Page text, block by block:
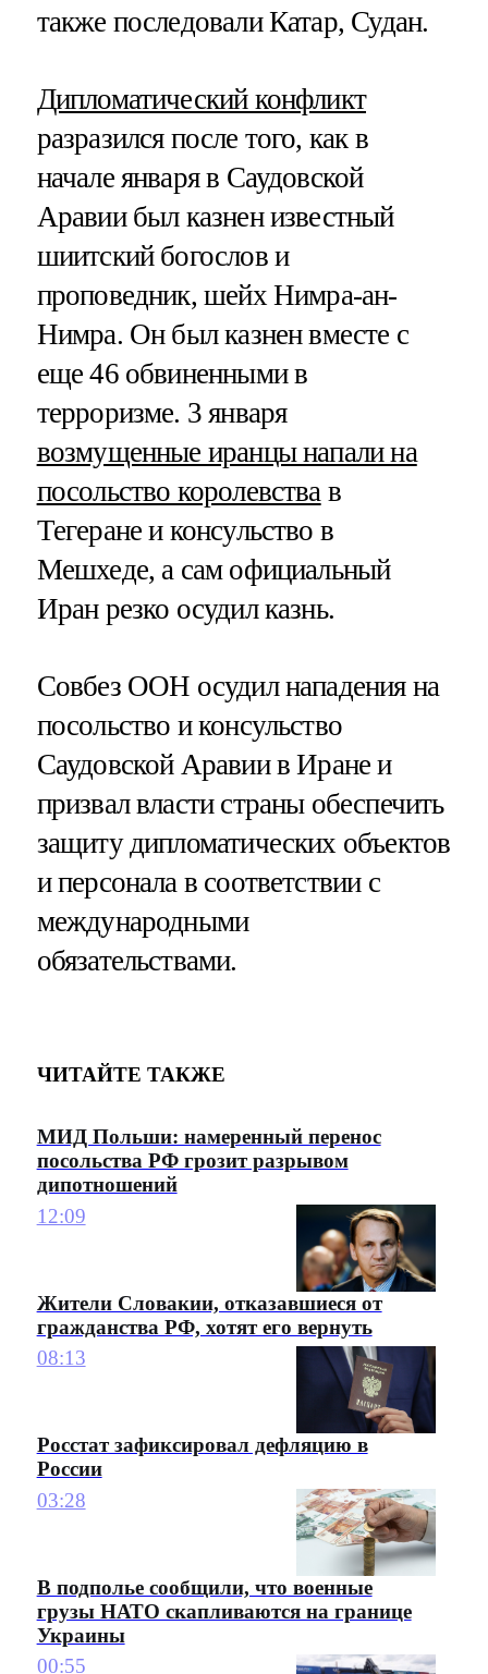
также последовали Катар, Судан.
Дипломатический конфликт
разразился после того, как в
начале января в Саудовской
Аравии был казнен известный
шиитский богослов и
проповедник, шейх Нимра-ан-
Нимра. Он был казнен вместе с
еще 46 обвиненными в
терроризме. 3 января
возмущенные иранцы напали на
посольство королевства в
Тегеране и консульство в
Мешхеде, а сам официальный
Иран резко осудил казнь.
Совбез ООН осудил нападения на
посольство и консульство
Саудовской Аравии в Иране и
призвал власти страны обеспечить
защиту дипломатических объектов
и персонала в соответствии с
международными
обязательствами.
ЧИТАЙТЕ ТАКЖЕ
МИД Польши: намеренный перенос
посольства РФ грозит разрывом
дипотношений
12:09
Жители Словакии, отказавшиеся от
гражданства РФ, хотят его вернуть
08:13
Росстат зафиксировал дефляцию в
России
03:28
В подполье сообщили, что военные
грузы НАТО скапливаются на границе
Украины
00:55